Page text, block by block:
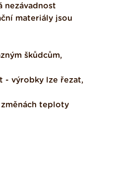
nezávadnost
materiály jsou
škůdcům,
- výrobky lze řezat,
teploty